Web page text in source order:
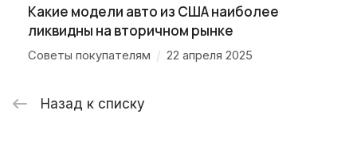
Какие модели авто из США наиболее
ликвидны на вторичном рынке
Советы покупателям / 22 апреля 2025
Назад к списку